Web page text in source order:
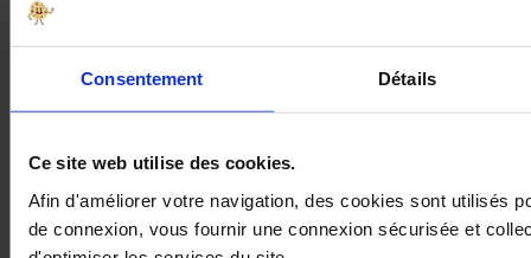
Consentement Détails
Ce site web utilise des cookies.
Afin d'améliorer votre navigation, des cookies sont utilisés
de connexion, vous fournir une connexion sécurisée et